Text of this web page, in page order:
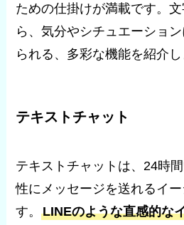
ための仕掛けが満載です。
ら、気分やシチュエーショ
られる、多彩な機能を紹介し
テキストチャット
テキストチャットは、24時
性にメッセージを送れるイ
す。LINEのような直感的な